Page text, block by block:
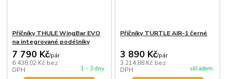
Příčníky THULE WingBar EVO
na integrované podélníky
7 790 Kč/pár
6 438,02 Kč bez
DPH
1 - 3 dny
Příčníky TURTLE AIR-1 černé
3 890 Kč/pár
3 214,88 Kč bez
DPH
skladem